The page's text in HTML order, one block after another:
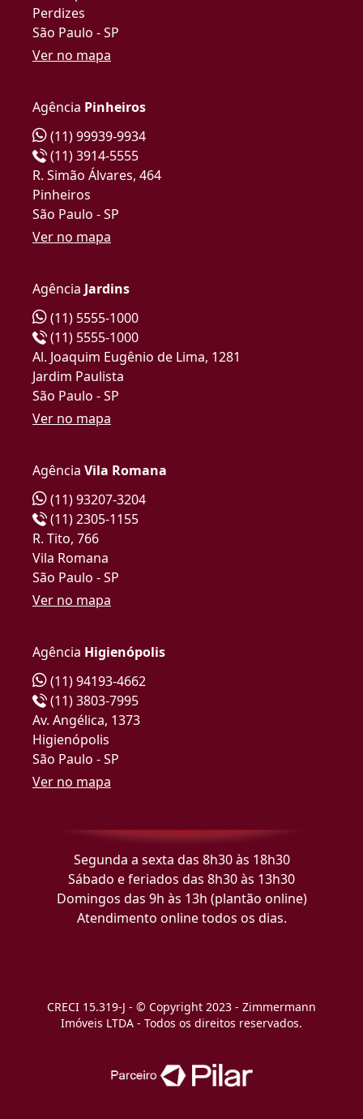
Perdizes
São Paulo - SP
Ver no mapa
Agência Pinheiros
(11) 99939-9934
(11) 3914-5555
R. Simão Álvares, 464
Pinheiros
São Paulo - SP
Ver no mapa
Agência Jardins
(11) 5555-1000
(11) 5555-1000
Al. Joaquim Eugênio de Lima, 1281
Jardim Paulista
São Paulo - SP
Ver no mapa
Agência Vila Romana
(11) 93207-3204
(11) 2305-1155
R. Tito, 766
Vila Romana
São Paulo - SP
Ver no mapa
Agência Higienópolis
(11) 94193-4662
(11) 3803-7995
Av. Angélica, 1373
Higienópolis
São Paulo - SP
Ver no mapa
Segunda a sexta das 8h30 às 18h30
Sábado e feriados das 8h30 às 13h30
Domingos das 9h às 13h (plantão online)
Atendimento online todos os dias.
CRECI 15.319-J - © Copyright 2023 - Zimmermann
Imóveis LTDA - Todos os direitos reservados.